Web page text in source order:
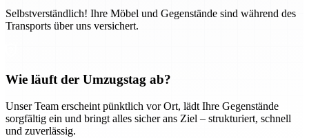
Selbstverständlich! Ihre Möbel und Gegenstände sind während des
Transports über uns versichert.
Wie läuft der Umzugstag ab?
Unser Team erscheint pünktlich vor Ort, lädt Ihre Gegenstände
sorgfältig ein und bringt alles sicher ans Ziel – strukturiert, schnell
und zuverlässig.